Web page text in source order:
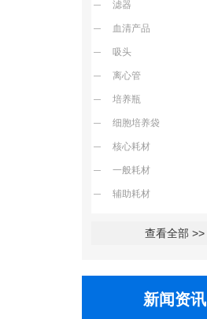
滤器
血清产品
吸头
离心管
培养瓶
细胞培养袋
核心耗材
一般耗材
辅助耗材
查看全部 >>
新闻资讯